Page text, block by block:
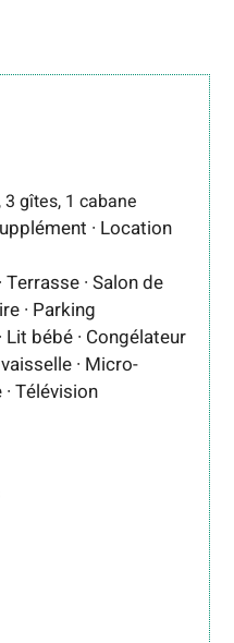
gîtes, 1 cabane
· Location
· Salon de
· Parking
bébé · Congélateur
· Micro-
Télévision